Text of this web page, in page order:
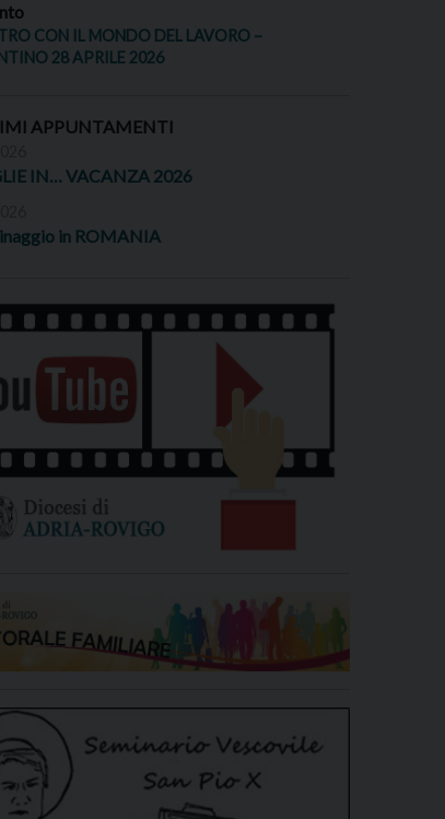
CON IL MONDO DEL LAVORO –
28 APRILE 2026
APPUNTAMENTI
IN… VACANZA 2026
in ROMANIA